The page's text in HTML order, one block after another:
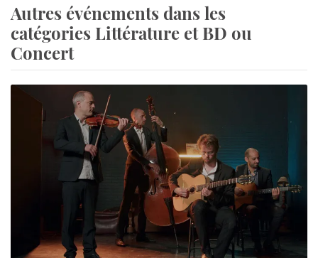
Autres événements dans les
catégories Littérature et BD ou
Concert